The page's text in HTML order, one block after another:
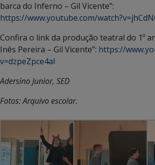
barca do Inferno – Gil Vicente”:
https://www.youtube.com/
Confira o link da produção teatral do 1º
Inês Pereira – Gil Vicente”: https://
v=dzpeZpce4aI
Adersino Junior, SED
Fotos: Arquivo escolar.